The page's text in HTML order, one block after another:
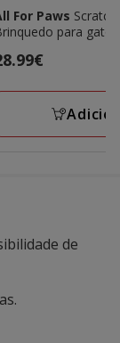
For Paws
para gatos
de